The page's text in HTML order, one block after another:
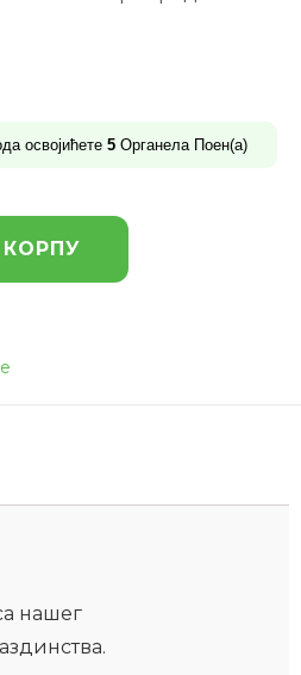
освојићете 5 Органела Поен(a)
нашег